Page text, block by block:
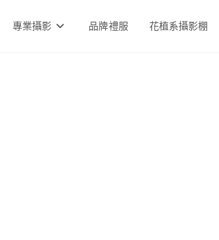
專業攝影 品牌禮服 花植系攝影棚